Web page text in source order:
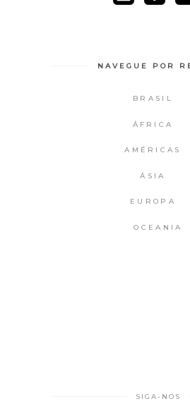
NAVEGUE POR
BRASIL
ÁFRICA
AMÉRICAS
ÁSIA
EUROPA
OCEANIA
SIGA-NOS